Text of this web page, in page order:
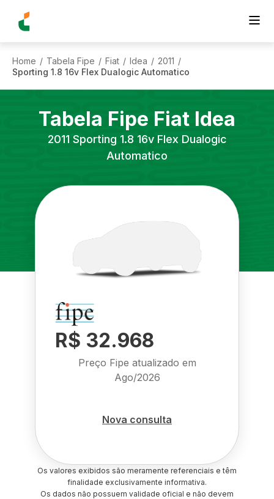
Home / Tabela Fipe / Fiat / Idea / 2011 /
Sporting 1.8 16v Flex Dualogic Automatico
Tabela Fipe Fiat Idea
2011 Sporting 1.8 16v Flex Dualogic
Automatico
R$ 32.968
Preço Fipe atualizado em
Ago/2026
Nova consulta
Os valores exibidos são meramente referenciais e têm
finalidade exclusivamente informativa.
Os dados não possuem validade oficial e não devem